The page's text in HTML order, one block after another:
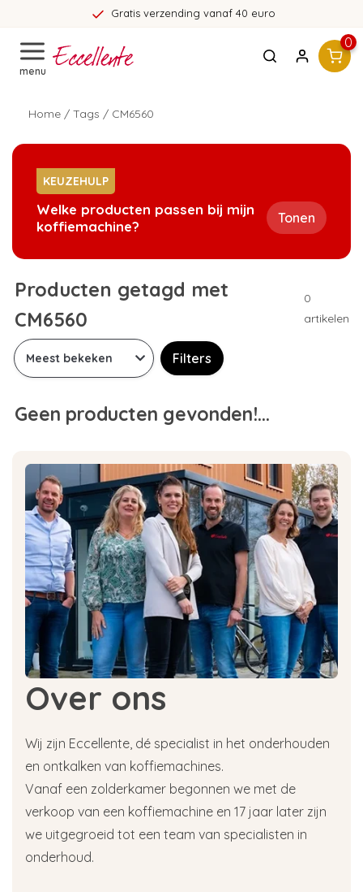
Gratis verzending vanaf 40 euro
menu
0
Home / Tags / CM6560
KEUZEHULP
Welke producten passen bij mijn
koffiemachine?
Tonen
Producten getagd met
CM6560
0
artikelen
Filters
Geen producten gevonden!...
Over ons
Wij zijn Eccellente, dé specialist in het onderhouden
en ontkalken van koffiemachines.
Vanaf een zolderkamer begonnen we met de
verkoop van een koffiemachine en 17 jaar later zijn
we uitgegroeid tot een team van specialisten in
onderhoud.